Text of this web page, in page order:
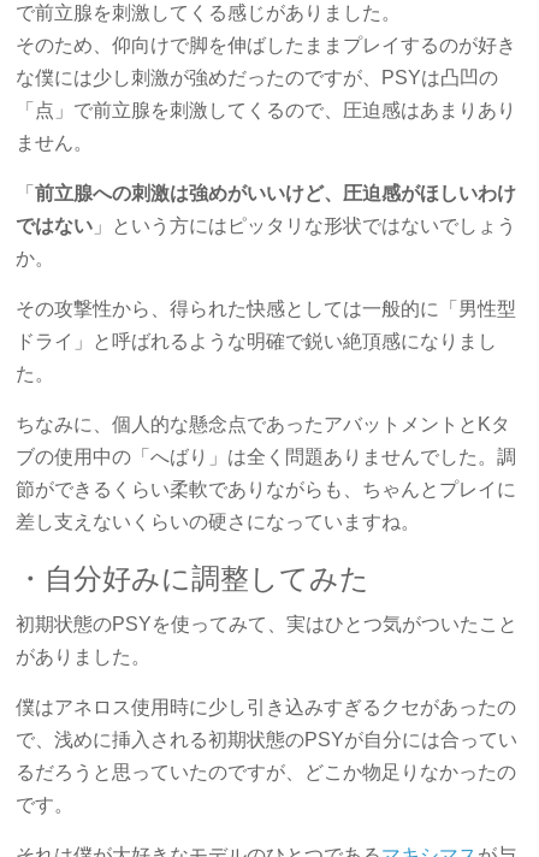
で前立腺を刺激してくる感じがありました。
そのため、仰向けで脚を伸ばしたままプレイするのが好き
な僕には少し刺激が強めだったのですが、PSYは凸凹の
「点」で前立腺を刺激してくるので、圧迫感はあまりあり
ません。
「前立腺への刺激は強めがいいけど、圧迫感がほしいわけ
ではない 」という方にはピッタリな形状ではないでしょう
か。
その攻撃性から、得られた快感としては一般的に「男性型
ドライ」と呼ばれるような明確で鋭い絶頂感になりまし
た。
ちなみに、個人的な懸念点であったアバットメントとKタ
ブの使用中の「へばり」は全く問題ありませんでした。調
節ができるくらい柔軟でありながらも、ちゃんとプレイに
差し支えないくらいの硬さになっていますね。
・自分好みに調整してみた
初期状態のPSYを使ってみて、実はひとつ気がついたこと
がありました。
僕はアネロス使用時に少し引き込みすぎるクセがあったの
で、浅めに挿入される初期状態のPSYが自分には合ってい
るだろうと思っていたのですが、どこか物足りなかったの
です。